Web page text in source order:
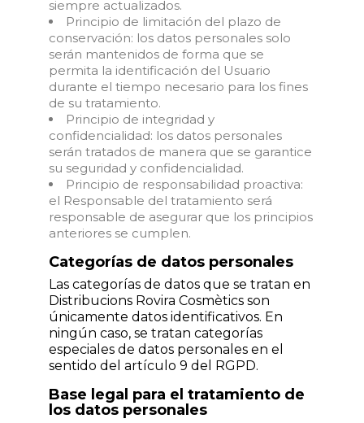
siempre actualizados.
Principio de limitación del plazo de
conservación: los datos personales solo
serán mantenidos de forma que se
permita la identificación del Usuario
durante el tiempo necesario para los fines
de su tratamiento.
Principio de integridad y
confidencialidad: los datos personales
serán tratados de manera que se garantice
su seguridad y confidencialidad.
Principio de responsabilidad proactiva:
el Responsable del tratamiento será
responsable de asegurar que los principios
anteriores se cumplen.
Categorías de datos personales
Las categorías de datos que se tratan en
Distribucions Rovira Cosmètics son
únicamente datos identificativos. En
ningún caso, se tratan categorías
especiales de datos personales en el
sentido del artículo 9 del RGPD.
Base legal para el tratamiento de
los datos personales